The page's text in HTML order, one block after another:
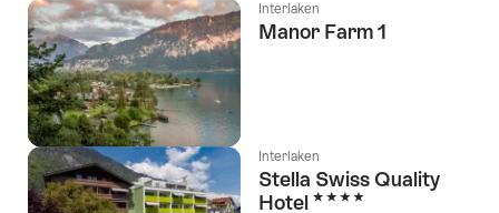
Interlaken
Manor Farm 1
Interlaken
Stella Swiss Quality
Hotel 4 Sterne